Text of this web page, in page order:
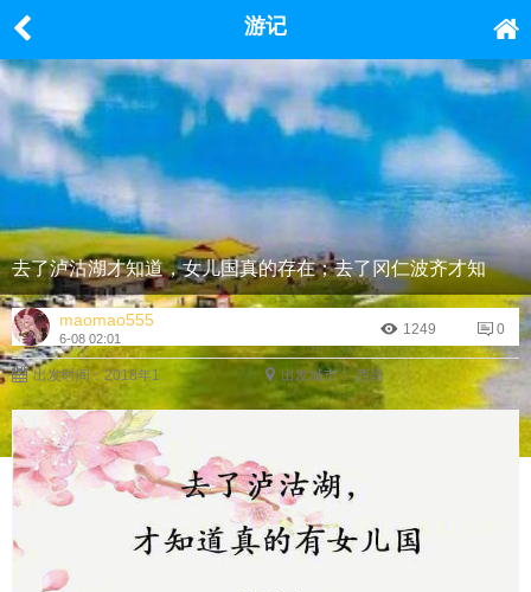
游记
去了泸沽湖才知道，女儿国真的存在；去了冈仁波齐才知
道，人们转的不是山，是信仰；去了...... ​​
maomao555
6-08 02:01
1249 0
出发时间：2018年1 出发城市： 西昌